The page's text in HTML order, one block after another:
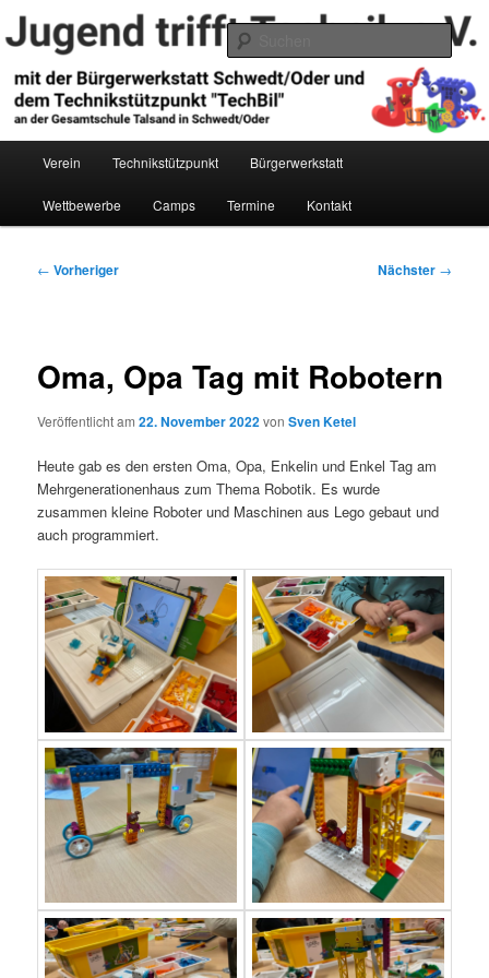
Zum
primären
springenJugend trifft Technik e.V.
Verein Technikstützpunkt Bürgerwerkstatt
Wettbewerbe Camps Termine Kontakt
Beitragsnavigation
← Vorheriger Nächster →
Oma, Opa Tag mit Robotern
Veröffentlicht am22. November 2022vonSven Ketel
Heute gab es den ersten Oma, Opa, Enkelin und Enkel Tag am
Mehrgenerationenhaus zum Thema Robotik. Es wurde
zusammen kleine Roboter und Maschinen aus Lego gebaut und
auch programmiert.